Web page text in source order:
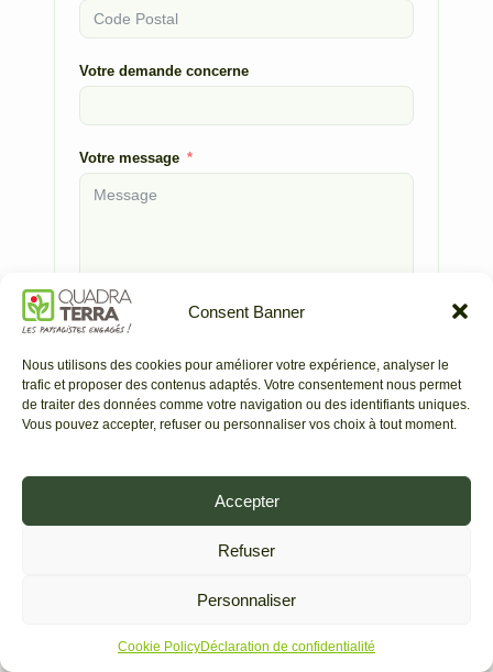
Consent Banner
Nous utilisons des cookies pour améliorer votre expérience, analyser le
trafic et proposer des contenus adaptés. Votre consentement nous permet
de traiter des données comme votre navigation ou des identifiants uniques.
Vous pouvez accepter, refuser ou personnaliser vos choix à tout moment.
Accepter
Refuser
Personnaliser
Cookie PolicyDéclaration de confidentialité
Votre demande concerne
Votre message
En soumettant ce formulaire, j’accepte que les
répondre à ma demande. Vos données restent
confidentielles et ne sont jamais transmises à des
tiers.